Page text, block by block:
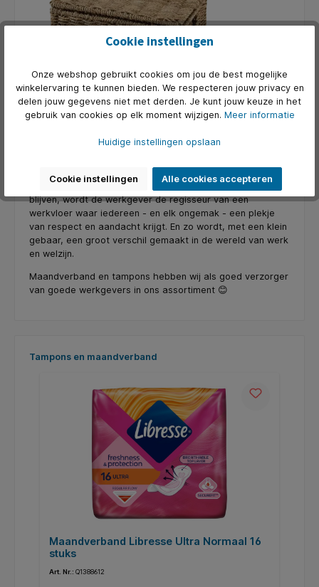
Het biedt niet alleen een praktische oplossing voor een
terwijl de tampons en maandverband de stille helden
blijven, wordt de werkgever de regisseur van een
werkvloer waar iedereen - en elk ongemak - een plekje
van respect en aandacht krijgt. En zo wordt, met een klein
gebaar, een groot verschil gemaakt in de wereld van werk
en welzijn.
Maandverband en tampons hebben wij als goed verzorger
van goede werkgevers in ons assortiment 😊
Productgalerij overslaan
Tampons en maandverband
Maandverband Libresse Ultra Normaal 16
stuks
Art. Nr.: Q1388612
Cookie instellingen
Onze webshop gebruikt cookies om jou de best mogelijke
winkelervaring te kunnen bieden. We respecteren jouw privacy en
delen jouw gegevens niet met derden. Je kunt jouw keuze in het
gebruik van cookies op elk moment wijzigen. Meer informatie
Huidige instellingen opslaan
Cookie instellingen Alle cookies accepteren